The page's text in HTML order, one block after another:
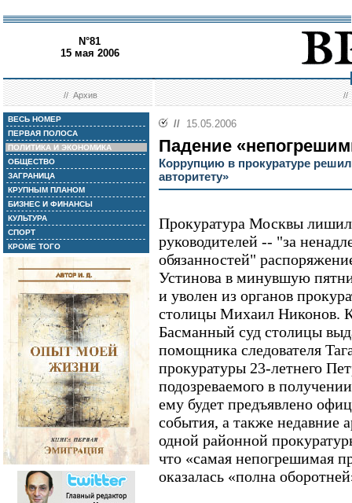
N°81
15 мая 2006
//Архив //
ВЕСЬ НОМЕР
ПЕРВАЯ ПОЛОСА
ПОЛИТИКА И ЭКОНОМИКА
ОБЩЕСТВО
ЗАГРАНИЦА
КРУПНЫМ ПЛАНОМ
БИЗНЕС И ФИНАНСЫ
КУЛЬТУРА
СПОРТ
КРОМЕ ТОГО
// 15.05.2006
Падение
Коррупцию в прокуратуре
авторитету»
Прокуратура Москвы
руководителей -- "за
обязанностей"
Устинова в минувшую
и уволен из органов
столицы Михаил Никонов.
Басманный суд столицы
помощника следователя
прокуратуры 23-летнего
подозреваемого в
ему будет предъявлено
события, а также недавние
одной районной
что «самая непогрешимая
оказалась «полна